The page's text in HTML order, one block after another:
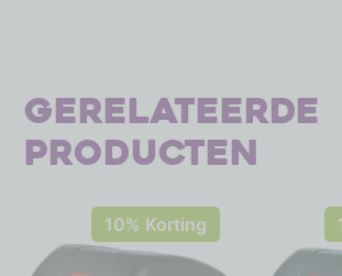
Gerelateerde
producten
10% Korting